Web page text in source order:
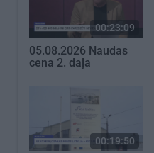
00:23:09
05.08.2026 Naudas
cena 2. daļa
00:19:50